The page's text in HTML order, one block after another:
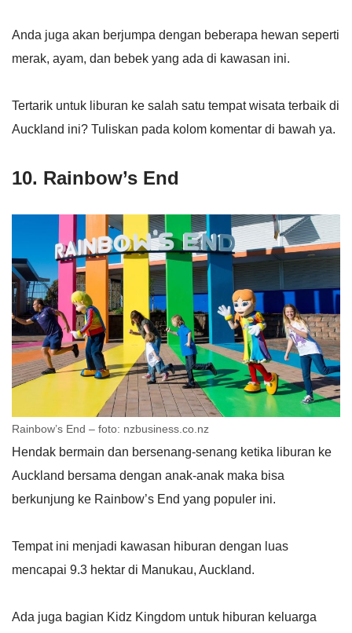
Anda juga akan berjumpa dengan beberapa hewan seperti
merak, ayam, dan bebek yang ada di kawasan ini.
Tertarik untuk liburan ke salah satu tempat wisata terbaik di
Auckland ini? Tuliskan pada kolom komentar di bawah ya.
10. Rainbow’s End
Rainbow’s End – foto: nzbusiness.co.nz
Hendak bermain dan bersenang-senang ketika liburan ke
Auckland bersama dengan anak-anak maka bisa
berkunjung ke Rainbow’s End yang populer ini.
Tempat ini menjadi kawasan hiburan dengan luas
mencapai 9.3 hektar di Manukau, Auckland.
Ada juga bagian Kidz Kingdom untuk hiburan keluarga